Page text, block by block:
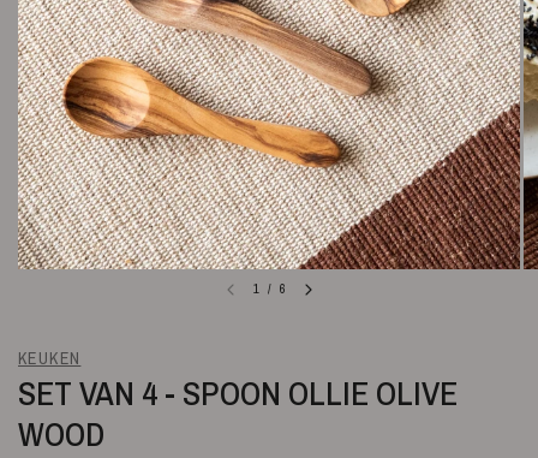
1 / 6
KEUKEN
SET VAN 4 - SPOON OLLIE OLIVE
WOOD